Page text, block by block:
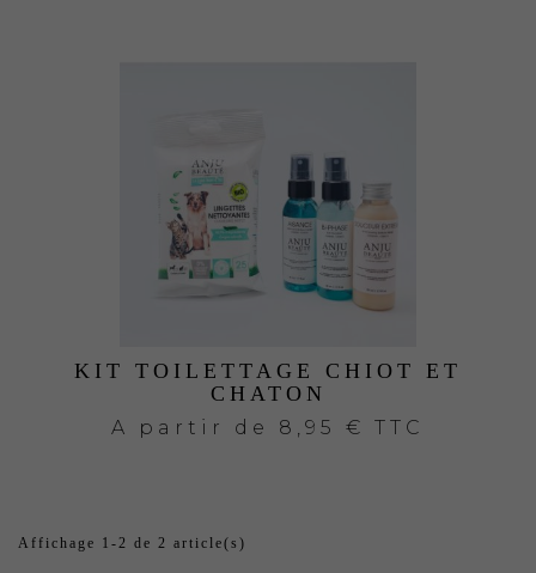
KIT TOILETTAGE CHIOT ET
CHATON
A partir de 8,95 € TTC
Affichage 1-2 de 2 article(s)